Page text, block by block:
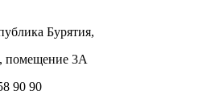
Бурятия,
помещение 3А
90 90